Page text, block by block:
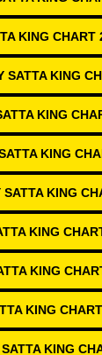
KING CHART
SATTA KING
KING
KING
SATTA KING
KING
KING
KING
KING